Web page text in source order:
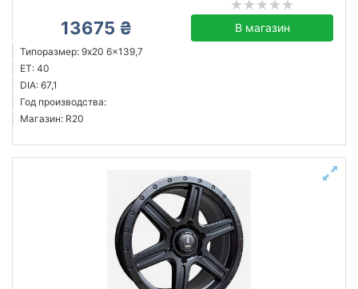
13675 ₴ В магазин
Типоразмер: 9x20 6x139,7
ET: 40
DIA: 67,1
Год производства:
Магазин: R20